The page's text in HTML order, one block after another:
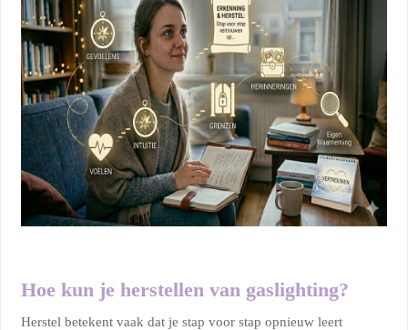
Hoe kun je herstellen van gaslighting?
Herstel betekent vaak dat je stap voor stap opnieuw leert